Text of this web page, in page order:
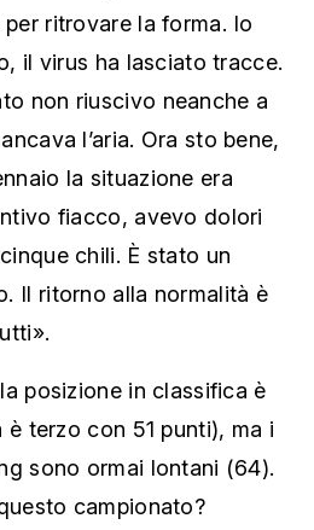
ritrovare la forma. Io
il virus ha lasciato tracce.
non riuscivo neanche a
l’aria. Ora sto bene,
la situazione era
fiacco, avevo dolori
chili. È stato un
Il ritorno alla normalità è
posizione in classifica è
terzo con 51 punti), ma i
sono ormai lontani (64).
campionato?